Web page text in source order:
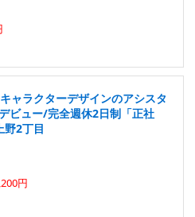
ャラクターデザインのアシスタ
ビュー/完全週休2日制「正社
野2丁目
円